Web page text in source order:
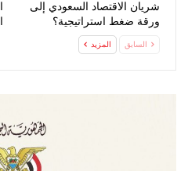
شريان الاقتصاد السعودي إلى
ورقة ضغط استراتيجية؟
السابق المزيد